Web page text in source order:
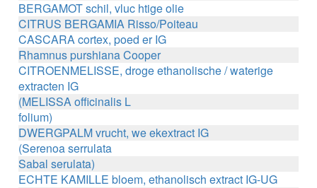
BERGAMOT schil, vluc htige olie
CITRUS BERGAMIA Risso/Poiteau
CASCARA cortex, poed er IG
Rhamnus purshiana Cooper
CITROENMELISSE, droge ethanolische / waterige
extracten IG
(MELISSA officinalis L
folium)
DWERGPALM vrucht, we ekextract IG
(Serenoa serrulata
Sabal serulata)
ECHTE KAMILLE bloem, ethanolisch extract IG-UG